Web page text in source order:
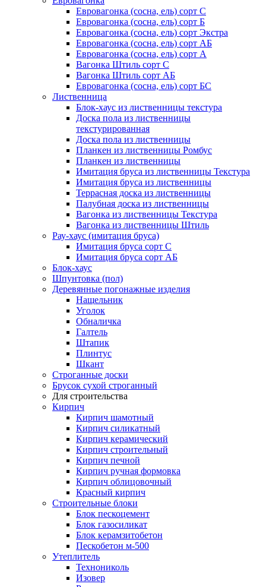
Евровагонка (сосна, ель) сорт С
Евровагонка (сосна, ель) сорт Б
Евровагонка (сосна, ель) сорт Экстра
Евровагонка (сосна, ель) сорт АБ
Евровагонка (сосна, ель) сорт А
Вагонка Штиль сорт С
Вагонка Штиль сорт АБ
Евровагонка (сосна, ель) сорт БС
Лиственница
Блок-хаус из лиственницы текстура
Доска пола из лиственницы
текстурированная
Доска пола из лиственницы
Планкен из лиственницы Ромбус
Планкен из лиственницы
Имитация бруса из лиственницы Текстура
Имитация бруса из лиственницы
Террасная доска из лиственницы
Палубная доска из лиственницы
Вагонка из лиственницы Текстура
Вагонка из лиственницы Штиль
Рау-хаус (имитация бруса)
Имитация бруса сорт С
Имитация бруса сорт АБ
Блок-хаус
Шпунтовка (пол)
Деревянные погонажные изделия
Нащельник
Уголок
Обналичка
Галтель
Штапик
Плинтус
Шкант
Строганные доски
Брусок сухой строганный
Для строительства
Кирпич
Кирпич шамотный
Кирпич силикатный
Кирпич керамический
Кирпич строительный
Кирпич печной
Кирпич ручная формовка
Кирпич облицовочный
Красный кирпич
Строительные блоки
Блок пескоцемент
Блок газосиликат
Блок керамзитобетон
Пескобетон м-500
Утеплитель
Технониколь
Изовер